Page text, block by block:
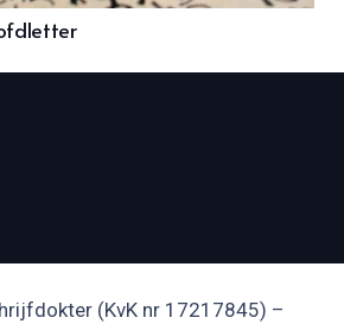
(KvK nr 17217845) –